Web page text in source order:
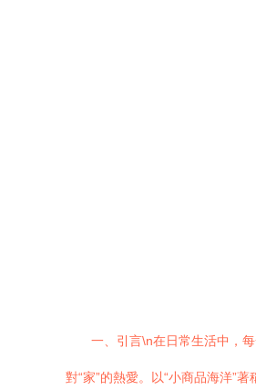
一、引言\n在日常生活中，
對“家”的熱愛。以“小商品海洋”